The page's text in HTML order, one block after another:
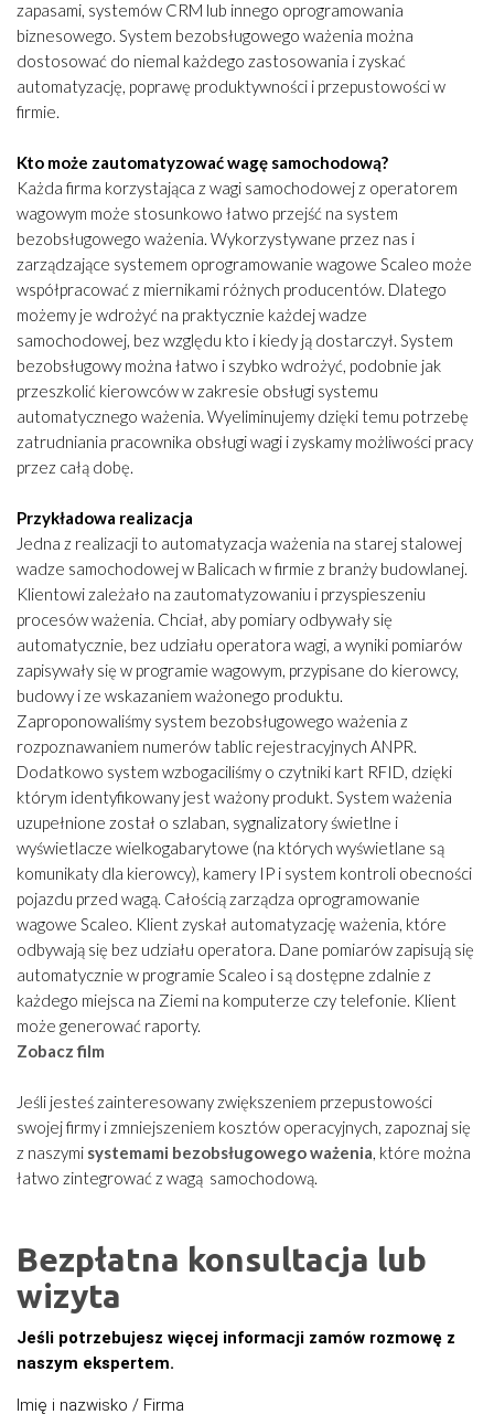
zapasami, systemów CRM lub innego oprogramowania
biznesowego. System bezobsługowego ważenia można
dostosować do niemal każdego zastosowania i zyskać
automatyzację, poprawę produktywności i przepustowości w
firmie.
Kto może zautomatyzować wagę samochodową?
Każda firma korzystająca z wagi samochodowej z operatorem
wagowym może stosunkowo łatwo przejść na system
bezobsługowego ważenia. Wykorzystywane przez nas i
zarządzające systemem oprogramowanie wagowe Scaleo może
współpracować z miernikami różnych producentów. Dlatego
możemy je wdrożyć na praktycznie każdej wadze
samochodowej, bez względu kto i kiedy ją dostarczył. System
bezobsługowy można łatwo i szybko wdrożyć, podobnie jak
przeszkolić kierowców w zakresie obsługi systemu
automatycznego ważenia. Wyeliminujemy dzięki temu potrzebę
zatrudniania pracownika obsługi wagi i zyskamy możliwości pracy
przez całą dobę.
Przykładowa realizacja
Jedna z realizacji to automatyzacja ważenia na starej stalowej
wadze samochodowej w Balicach w firmie z branży budowlanej.
Klientowi zależało na zautomatyzowaniu i przyspieszeniu
procesów ważenia. Chciał, aby pomiary odbywały się
automatycznie, bez udziału operatora wagi, a wyniki pomiarów
zapisywały się w programie wagowym, przypisane do kierowcy,
budowy i ze wskazaniem ważonego produktu.
Zaproponowaliśmy system bezobsługowego ważenia z
rozpoznawaniem numerów tablic rejestracyjnych ANPR.
Dodatkowo system wzbogaciliśmy o czytniki kart RFID, dzięki
którym identyfikowany jest ważony produkt. System ważenia
uzupełnione został o szlaban, sygnalizatory świetlne i
wyświetlacze wielkogabarytowe (na których wyświetlane są
komunikaty dla kierowcy), kamery IP i system kontroli obecności
pojazdu przed wagą. Całością zarządza oprogramowanie
wagowe Scaleo. Klient zyskał automatyzację ważenia, które
odbywają się bez udziału operatora. Dane pomiarów zapisują się
automatycznie w programie Scaleo i są dostępne zdalnie z
każdego miejsca na Ziemi na komputerze czy telefonie. Klient
może generować raporty.
Zobacz film
Jeśli jesteś zainteresowany zwiększeniem przepustowości
swojej firmy i zmniejszeniem kosztów operacyjnych, zapoznaj się
z naszymi systemami bezobsługowego ważenia , które można
łatwo zintegrować z wagą samochodową.
Bezpłatna konsultacja lub
wizyta
Jeśli potrzebujesz więcej informacji zamów rozmowę z
naszym ekspertem.
Imię i nazwisko / Firma